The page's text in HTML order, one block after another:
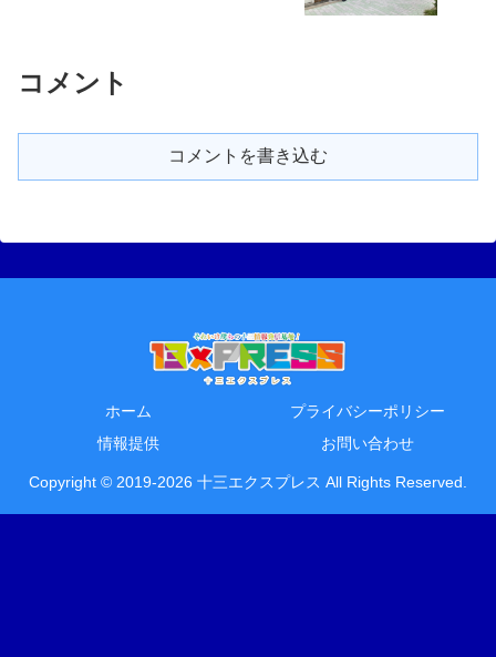
コメント
コメントを書き込む
ホーム
プライバシーポリシー
情報提供
お問い合わせ
Copyright © 2019-2026 十三エクスプレス All Rights Reserved.